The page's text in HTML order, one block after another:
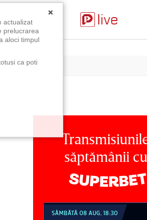
săptămânii cu
SÂMBĂTĂ 08 AUG, 21:30
×
actualizat
prelucrarea
aloci timpul
ca poti